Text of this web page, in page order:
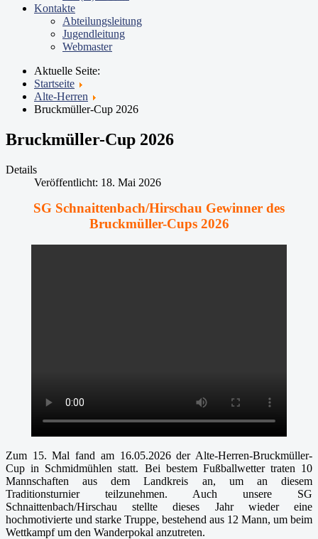
Kontakte
Abteilungsleitung
Jugendleitung
Webmaster
Aktuelle Seite:
Startseite
Alte-Herren
Bruckmüller-Cup 2026
Bruckmüller-Cup 2026
Details
Veröffentlicht: 18. Mai 2026
SG Schnaittenbach/Hirschau Gewinner des
Bruckmüller-Cups 2026
Zum 15. Mal fand am 16.05.2026 der Alte-Herren-Bruckmüller-
Cup in Schmidmühlen statt. Bei bestem Fußballwetter traten 10
Mannschaften aus dem Landkreis an, um an diesem
Traditionsturnier teilzunehmen. Auch unsere SG
Schnaittenbach/Hirschau stellte dieses Jahr wieder eine
hochmotivierte und starke Truppe, bestehend aus 12 Mann, um beim
Wettkampf um den Wanderpokal anzutreten.